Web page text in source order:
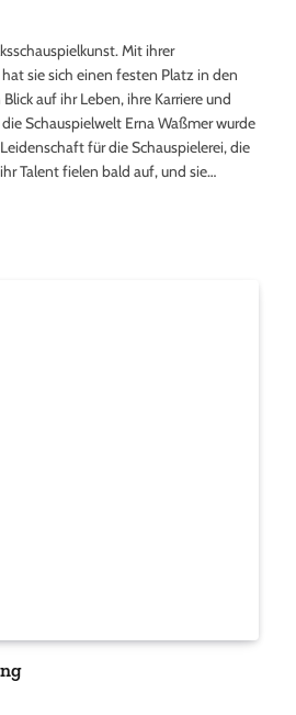
Mit ihrer
sie sich einen festen Platz in den
auf ihr Leben, ihre Karriere und
Schauspielwelt Erna Waßmer wurde
für die Schauspielerei, die
Talent fielen bald auf, und sie…